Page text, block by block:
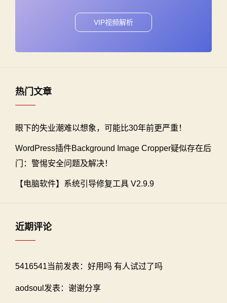
VIP视频解析
热门文章
眼下的失业潮难以想象，可能比30年前更严重！
WordPress插件Background Image Cropper疑似存在后
门：警惕安全问题及解决！
【电脑软件】系统引导修复工具 V2.9.9
近期评论
5416541当前发表：好用吗 有人试过了吗
aodsoul发表：谢谢分享